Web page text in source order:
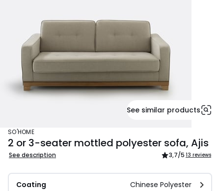
See similar products
SO'HOME
2 or 3-seater mottled polyester sofa, Ajis
See description 3,7/5 13 reviews
Coating Chinese Polyester